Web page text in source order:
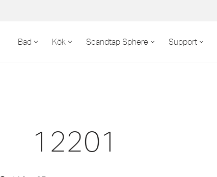
Bad Kök Scandtap Sphere Support
12201